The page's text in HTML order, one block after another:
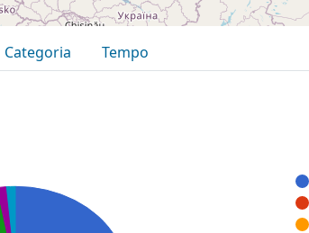
Categoria
Tempo